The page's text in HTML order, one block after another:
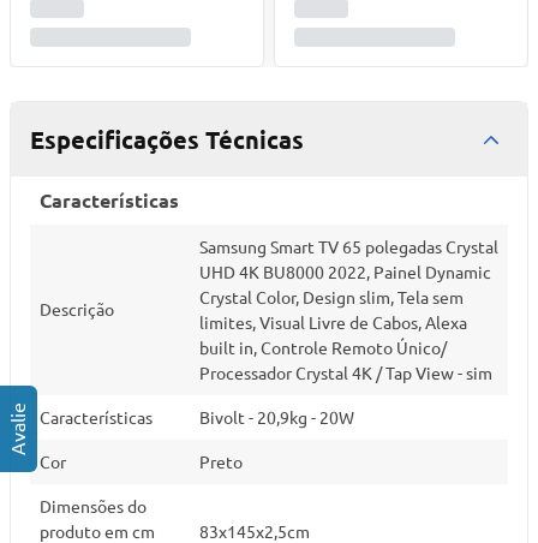
Especificações Técnicas
Características
Descrição
Samsung Smart TV 65 polegadas Crystal
UHD 4K BU8000 2022, Painel Dynamic
Crystal Color, Design slim, Tela sem
limites, Visual Livre de Cabos, Alexa
built in, Controle Remoto Único/
Processador Crystal 4K / Tap View - sim
Características Bivolt - 20,9kg - 20W
Cor Preto
Dimensões do
produto em cm
83x145x2,5cm